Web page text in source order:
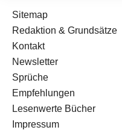
Sitemap
Redaktion & Grundsätze
Kontakt
Newsletter
Sprüche
Empfehlungen
Lesenwerte Bücher
Impressum